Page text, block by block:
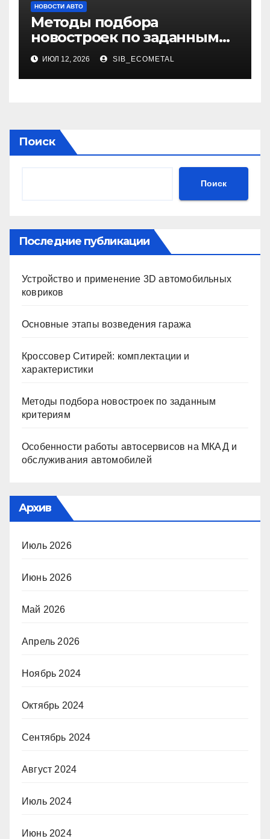
НОВОСТИ АВТО
Методы подбора
новостроек по заданным
критериям
ИЮЛ 12, 2026 SIB_ECOMETAL
Поиск
Поиск
Последние публикации
Устройство и применение 3D автомобильных
ковриков
Основные этапы возведения гаража
Кроссовер Ситирей: комплектации и
характеристики
Методы подбора новостроек по заданным
критериям
Особенности работы автосервисов на МКАД и
обслуживания автомобилей
Архив
Июль 2026
Июнь 2026
Май 2026
Апрель 2026
Ноябрь 2024
Октябрь 2024
Сентябрь 2024
Август 2024
Июль 2024
Июнь 2024